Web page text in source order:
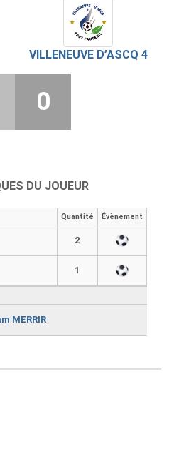
VILLENEUVE D’ASCQ 4
0
DU JOUEUR
Quantité Évènement
2
1
MERRIR